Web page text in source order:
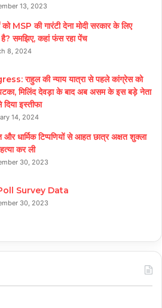
13, 2023
को MSP की गारंटी देना मोदी सरकार के लिए
समझिए, कहां फंस रहा पेंच
8, 2024
राहुल की न्याय यात्रा से पहले कांग्रेस को
मिलिंद देवड़ा के बाद अब असम के इस बड़े नेता
इस्तीफा
14, 2024
और धार्मिक टिप्पणियों से आहत छात्र अक्षत शुक्ला
कर ली
30, 2023
Survey Data
30, 2023